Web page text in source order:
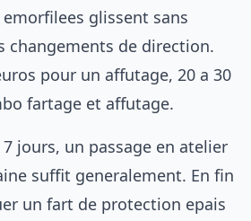
glissent sans
changements de direction.
pour un affutage, 20 a 30
fartage et affutage.
jours, un passage en atelier
suffit generalement. En fin
un fart de protection epais